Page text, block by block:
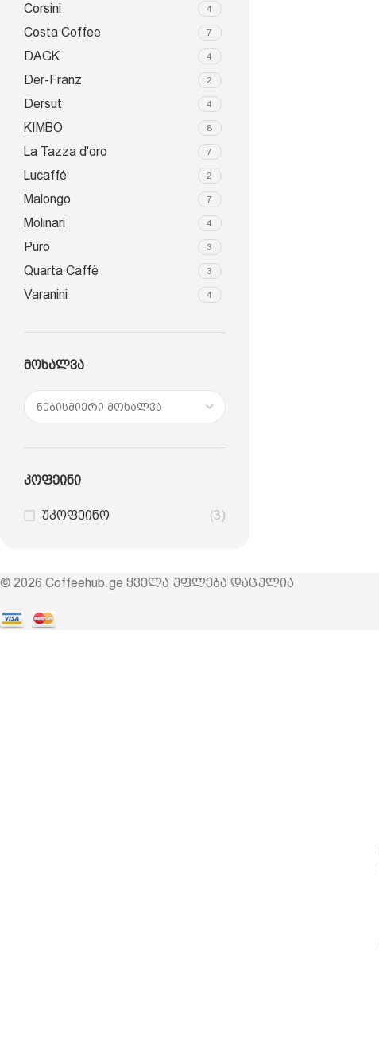
Corsini 4
Costa Coffee 7
DAGK 4
Der-Franz 2
Dersut 4
KIMBO 8
La Tazza d'oro 7
Lucaffé 2
Malongo 7
Molinari 4
Puro 3
Quarta Caffè 3
Varanini 4
Მოხალვა
Კოფეინი
უკოფეინო (3)
© 2026 Coffeehub.ge ყველა უფლება დაცულია